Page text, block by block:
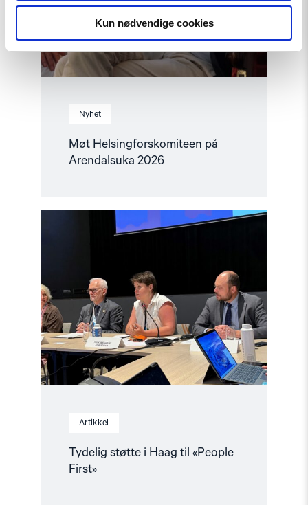
Kun nødvendige cookies
Nyhet
Møt Helsingforskomiteen på
Arendalsuka 2026
Artikkel
Tydelig støtte i Haag til «People
First»
article
Haag
til
«People
First»"